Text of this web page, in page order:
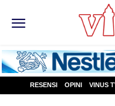
RESENSI OPINI VINUS